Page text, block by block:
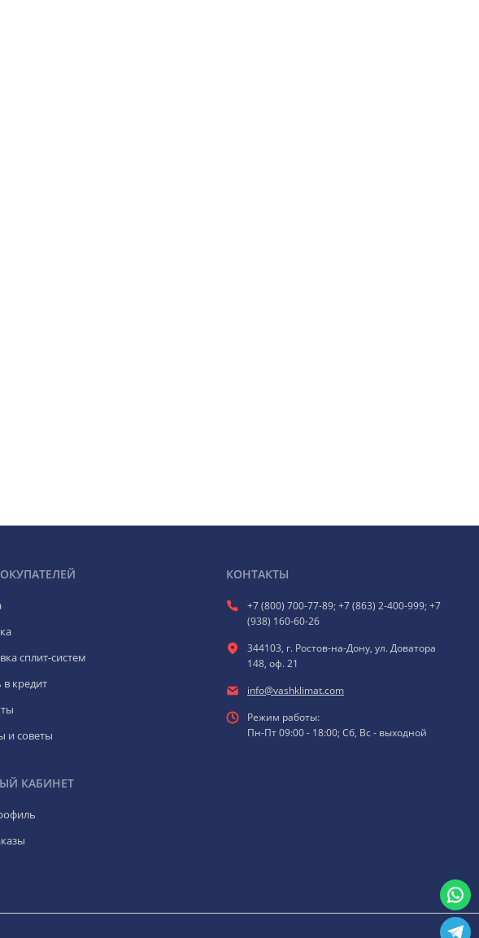
сплит-систем
в кредит
и советы
КАБИНЕТ
КОНТАКТЫ
+7 (800) 700-77-89; +7 (863) 2-400-999; +7
(938) 160-60-26
344103, г. Ростов-на-Дону, ул. Доватора
148, оф. 21
info@vashklimat.com
Режим работы:
Пн-Пт 09:00 - 18:00; Сб, Вс - выходной